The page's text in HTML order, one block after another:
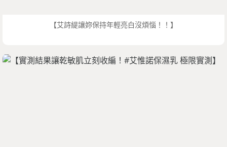
【艾詩緹讓妳保持年輕亮白沒煩惱！！】